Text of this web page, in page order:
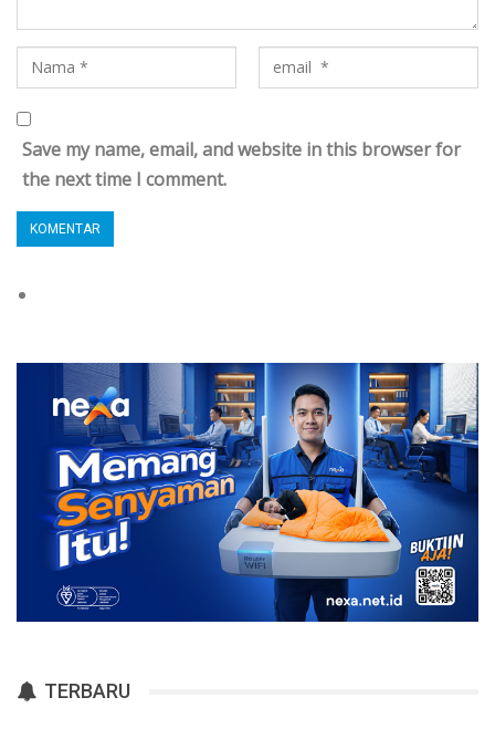
Save my name, email, and website in this browser for
the next time I comment.
TERBARU